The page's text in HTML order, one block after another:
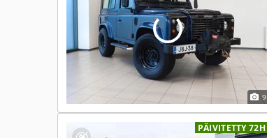
9
PÄIVITETTY 72H